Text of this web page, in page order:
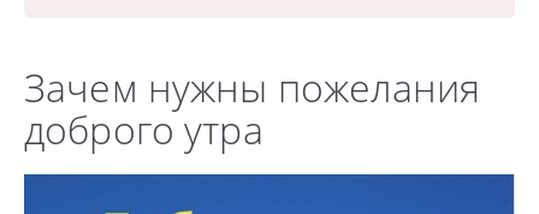
Зачем нужны пожелания
доброго утра